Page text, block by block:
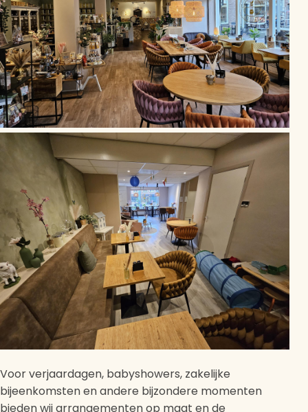
Voor verjaardagen, babyshowers, zakelijke
bijeenkomsten en andere bijzondere momenten
bieden wij arrangementen op maat en de